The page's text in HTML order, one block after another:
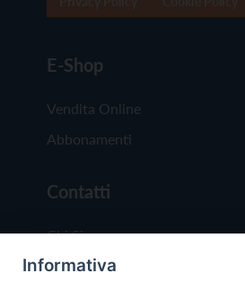
E-Shop
Vendita Online
Abbonamenti
Contatti
Chi Siamo
Redazione
Informativa